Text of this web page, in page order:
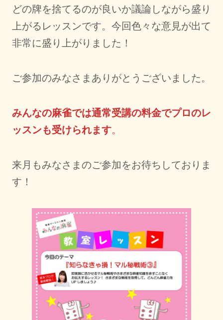
どの牌を捨てるのが良いか議論しながら盛り
上がるレッスンです。今回色々な意見が出て
非常に盛り上がりました！
ご参加のみなさまありがとうございました。
みんなの麻雀では通常受講の料金でプロのレ
ッスンも受けられます。
来月もみなさまのご参加をお待ちしておりま
す！